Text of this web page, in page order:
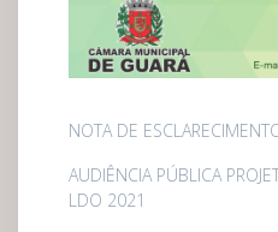
NOTA DE
AUDIÊNCIA PÚBLICA
LDO 2021